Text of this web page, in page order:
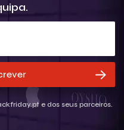
e dos seus parceiros.